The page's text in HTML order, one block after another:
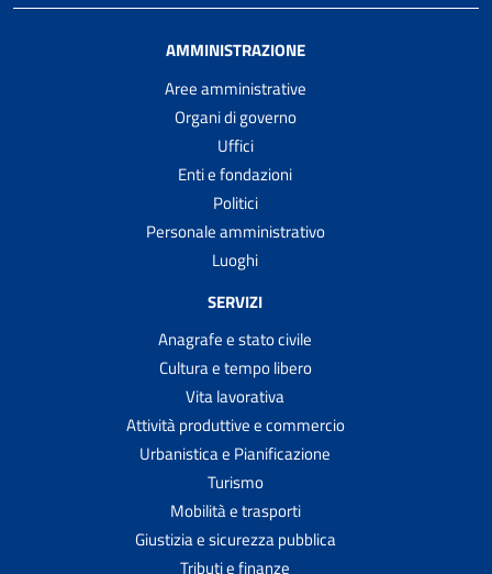
AMMINISTRAZIONE
Aree amministrative
Organi di governo
Uffici
Enti e fondazioni
Politici
Personale amministrativo
Luoghi
SERVIZI
Anagrafe e stato civile
Cultura e tempo libero
Vita lavorativa
Attività produttive e commercio
Urbanistica e Pianificazione
Turismo
Mobilità e trasporti
Giustizia e sicurezza pubblica
Tributi e finanze